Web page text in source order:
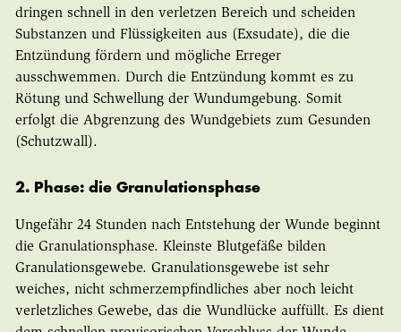
dringen schnell in den verletzen Bereich und scheiden
Substanzen und Flüssigkeiten aus (Exsudate), die die
Entzündung fördern und mögliche Erreger
ausschwemmen. Durch die Entzündung kommt es zu
Rötung und Schwellung der Wundumgebung. Somit
erfolgt die Abgrenzung des Wundgebiets zum Gesunden
(Schutzwall).
2. Phase: die Granulationsphase
Ungefähr 24 Stunden nach Entstehung der Wunde beginnt
die Granulationsphase. Kleinste Blutgefäße bilden
Granulationsgewebe. Granulationsgewebe ist sehr
weiches, nicht schmerzempfindliches aber noch leicht
verletzliches Gewebe, das die Wundlücke auffüllt. Es dient